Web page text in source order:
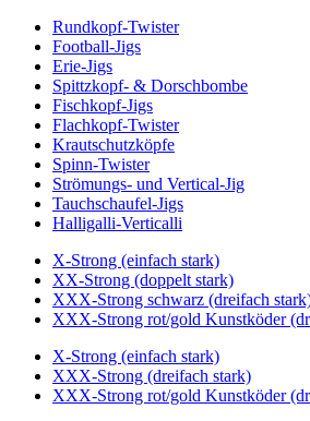
Rundkopf-Twister
Football-Jigs
Erie-Jigs
Spittzkopf- & Dorschbombe
Fischkopf-Jigs
Flachkopf-Twister
Krautschutzköpfe
Spinn-Twister
Strömungs- und Vertical-Jig
Tauchschaufel-Jigs
Halligalli-Verticalli
X-Strong (einfach stark)
XX-Strong (doppelt stark)
XXX-Strong schwarz (dreifach
XXX-Strong rot/gold Kunstköder
X-Strong (einfach stark)
XXX-Strong (dreifach stark)
XXX-Strong rot/gold Kunstköder